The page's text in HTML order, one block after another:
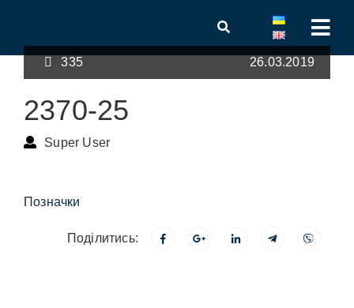
335 26.03.2019
2370-25
Super User
Позначки
Поділитись: